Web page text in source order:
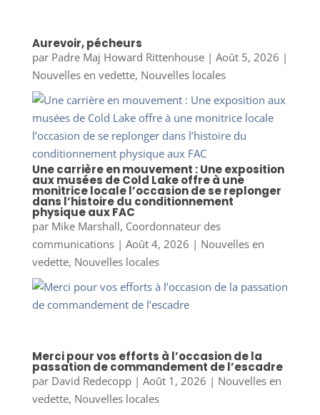
Aurevoir, pécheurs
par Padre Maj Howard Rittenhouse| Août 5, 2026 |
Nouvelles en vedette, Nouvelles locales
Une carrière en mouvement : Une exposition
aux musées de Cold Lake offre à une
monitrice locale l’occasion de se replonger
dans l’histoire du conditionnement
physique aux FAC
par Mike Marshall, Coordonnateur des
communications| Août 4, 2026 | Nouvelles en
vedette, Nouvelles locales
Merci pour vos efforts à l’occasion de la
passation de commandement de l’escadre
par David Redecopp| Août 1, 2026 | Nouvelles en
vedette, Nouvelles locales